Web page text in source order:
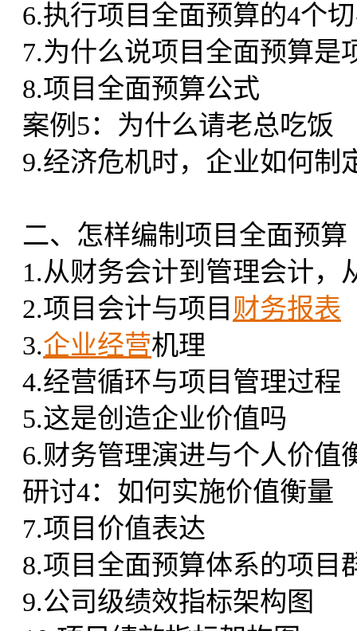
6.执行项目全面预算的4个
7.为什么说项目全面预算是
8.项目全面预算公式
案例5：为什么请老总吃饭
9.经济危机时，企业如何制
二、怎样编制项目全面预算
1.从财务会计到管理会计，
2.项目会计与项目 财务报表
3.企业经营机理
4.经营循环与项目管理过程
5.这是创造企业价值吗
6.财务管理演进与个人价值
研讨4：如何实施价值衡量
7.项目价值表达
8.项目全面预算体系的项目
9.公司级绩效指标架构图